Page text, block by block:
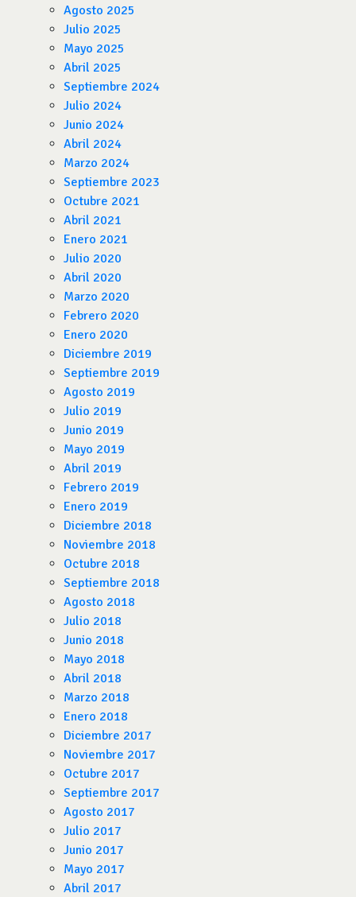
Agosto 2025
Julio 2025
Mayo 2025
Abril 2025
Septiembre 2024
Julio 2024
Junio 2024
Abril 2024
Marzo 2024
Septiembre 2023
Octubre 2021
Abril 2021
Enero 2021
Julio 2020
Abril 2020
Marzo 2020
Febrero 2020
Enero 2020
Diciembre 2019
Septiembre 2019
Agosto 2019
Julio 2019
Junio 2019
Mayo 2019
Abril 2019
Febrero 2019
Enero 2019
Diciembre 2018
Noviembre 2018
Octubre 2018
Septiembre 2018
Agosto 2018
Julio 2018
Junio 2018
Mayo 2018
Abril 2018
Marzo 2018
Enero 2018
Diciembre 2017
Noviembre 2017
Octubre 2017
Septiembre 2017
Agosto 2017
Julio 2017
Junio 2017
Mayo 2017
Abril 2017